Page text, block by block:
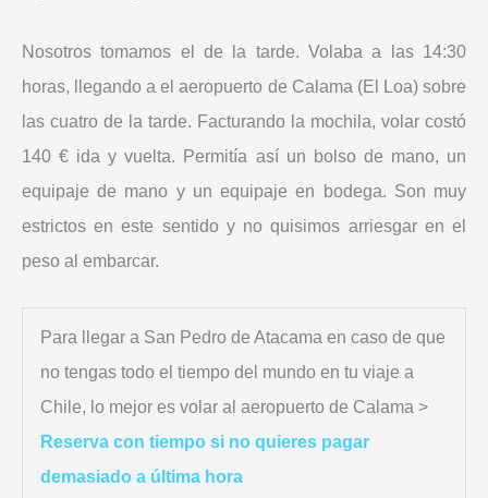
Nosotros tomamos el de la tarde. Volaba a las 14:30
horas, llegando a el aeropuerto de Calama (El Loa) sobre
las cuatro de la tarde. Facturando la mochila, volar costó
140 € ida y vuelta. Permitía así un bolso de mano, un
equipaje de mano y un equipaje en bodega. Son muy
estrictos en este sentido y no quisimos arriesgar en el
peso al embarcar.
Para llegar a San Pedro de Atacama en caso de que
no tengas todo el tiempo del mundo en tu viaje a
Chile, lo mejor es volar al aeropuerto de Calama >
Reserva con tiempo si no quieres pagar
demasiado a última hora